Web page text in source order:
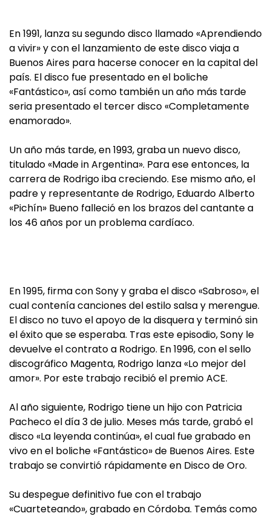
En 1991, lanza su segundo disco llamado «Aprendiendo
a vivir» y con el lanzamiento de este disco viaja a
Buenos Aires para hacerse conocer en la capital del
país. El disco fue presentado en el boliche
«Fantástico», así como también un año más tarde
seria presentado el tercer disco «Completamente
enamorado».
Un año más tarde, en 1993, graba un nuevo disco,
titulado «Made in Argentina». Para ese entonces, la
carrera de Rodrigo iba creciendo. Ese mismo año, el
padre y representante de Rodrigo, Eduardo Alberto
«Pichín» Bueno falleció en los brazos del cantante a
los 46 años por un problema cardíaco.
En 1995, firma con Sony y graba el disco «Sabroso», el
cual contenía canciones del estilo salsa y merengue.
El disco no tuvo el apoyo de la disquera y terminó sin
el éxito que se esperaba. Tras este episodio, Sony le
devuelve el contrato a Rodrigo. En 1996, con el sello
discográfico Magenta, Rodrigo lanza «Lo mejor del
amor». Por este trabajo recibió el premio ACE.
Al año siguiente, Rodrigo tiene un hijo con Patricia
Pacheco el día 3 de julio. Meses más tarde, grabó el
disco «La leyenda continúa», el cual fue grabado en
vivo en el boliche «Fantástico» de Buenos Aires. Este
trabajo se convirtió rápidamente en Disco de Oro.
Su despegue definitivo fue con el trabajo
«Cuarteteando», grabado en Córdoba. Temás como